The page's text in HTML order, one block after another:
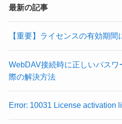
最新の記事
【重要】ライセンスの有効期間
WebDAV接続時に正しいパスワ
際の解決方法
Error: 10031 License activation